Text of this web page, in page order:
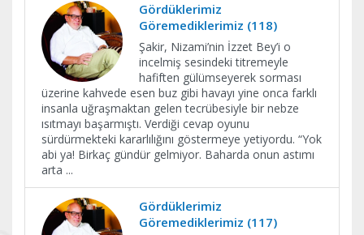
Gördüklerimiz
Göremediklerimiz (118)
Şakir, Nizami’nin İzzet Bey’i o
incelmiş sesindeki titremeyle
hafiften gülümseyerek sorması
üzerine kahvede esen buz gibi havayı yine onca farklı
insanla uğraşmaktan gelen tecrübesiyle bir nebze
ısıtmayı başarmıştı. Verdiği cevap oyunu
sürdürmekteki kararlılığını göstermeye yetiyordu. “Yok
abi ya! Birkaç gündür gelmiyor. Baharda onun astımı
arta ...
Gördüklerimiz
Göremediklerimiz (117)